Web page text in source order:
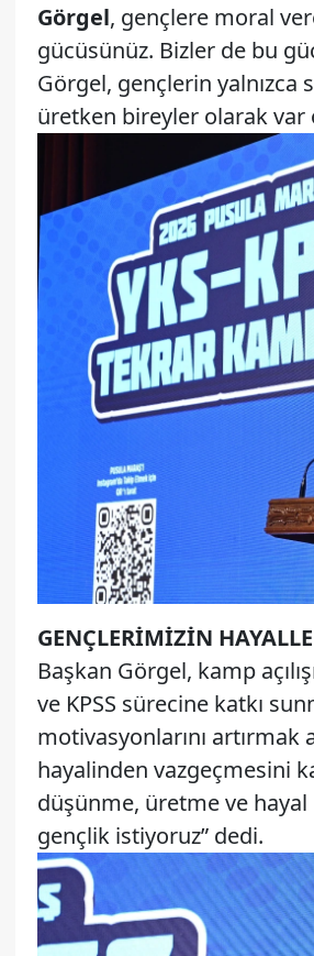
Görgel, gençlere moral
gücüsünüz. Bizler de bu
Görgel, gençlerin yalnızca
üretken bireyler olarak var
GENÇLERİMİZİN
Başkan Görgel, kamp
ve KPSS sürecine katkı
motivasyonlarını
hayalinden vazgeçmesini
düşünme, üretme ve
gençlik istiyoruz” dedi.